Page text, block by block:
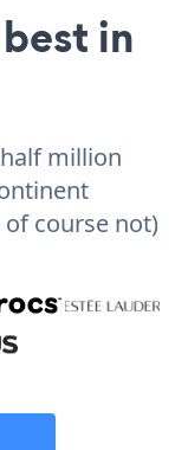
in
million
course not)